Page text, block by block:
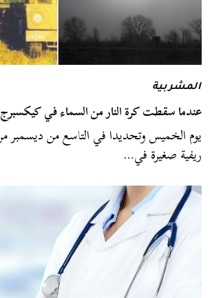
المشربية
عندما سقطت كرة النار من السماء في كيكسبرج
ريفية صغيرة في…